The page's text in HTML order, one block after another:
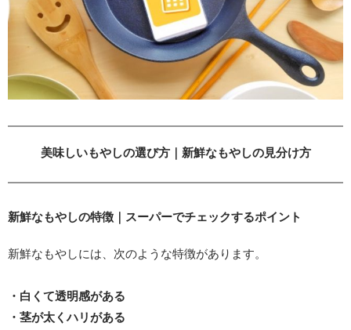
美味しいもやしの選び方｜新鮮なもやしの見分け方
新鮮なもやしの特徴｜スーパーでチェックするポイント
新鮮なもやしには、次のような特徴があります。
・白くて透明感がある
・茎が太くハリがある